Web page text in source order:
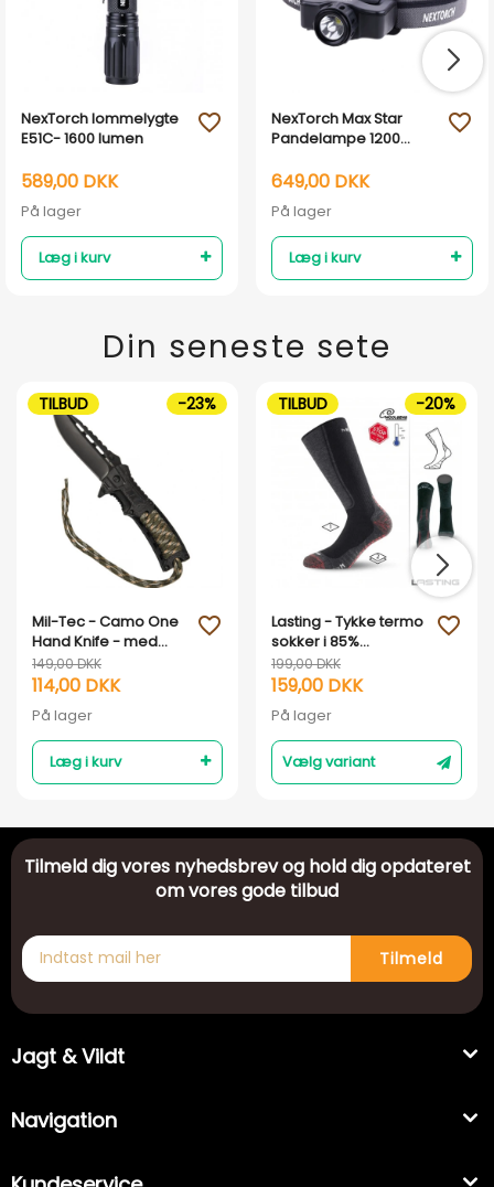
NexTorch lommelygte
E51C- 1600 lumen
589,00 DKK
På lager
Læg i kurv
favorite_outline
NexTorch Max Star
Pandelampe 1200
649,00 DKK
På lager
Læg i kurv
favorite_outline
Din seneste sete
Mil-Tec - Camo One
Hand Knife - med
tændstål
149,00 DKK
114,00 DKK
På lager
Læg i kurv
favorite_outline
TILBUD -23%
Lasting - Tykke termo
sokker i 85%
merinould
199,00 DKK
159,00 DKK
På lager
Vælg variant
favorite_outline
TILBUD -20%
Tilmeld dig vores nyhedsbrev og hold dig opdateret
om vores gode tilbud
Tilmeld
Jagt & Vildt
Navigation